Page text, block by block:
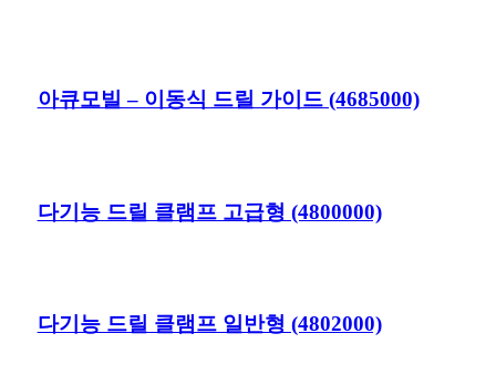
아큐모빌 – 이동식 드릴 가이드 (4685000)
다기능 드릴 클램프 고급형 (4800000)
다기능 드릴 클램프 일반형 (4802000)